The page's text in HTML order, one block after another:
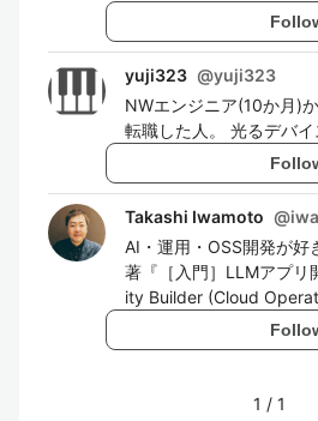
yuji323 @yuji323
NWエンジニア(10か月)
転職した人。 光るデバイ
Takashi Iwamoto @
AI・運用・OSS開発が好
著『［入門］LLMアプリ
ity Builder (Cloud
1 / 1